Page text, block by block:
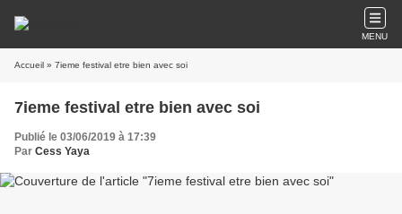
MENU
Accueil » 7ieme festival etre bien avec soi
7ieme festival etre bien avec soi
Publié le 03/06/2019 à 17:39
Par Cess Yaya